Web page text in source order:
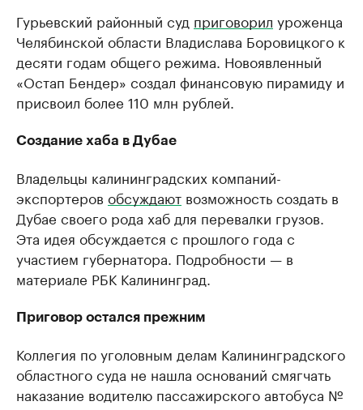
Гурьевский районный суд приговорил уроженца
Челябинской области Владислава Боровицкого к
десяти годам общего режима. Новоявленный
«Остап Бендер» создал финансовую пирамиду и
присвоил более 110 млн рублей.
Создание хаба в Дубае
Владельцы калининградских компаний-
экспортеров обсуждают возможность создать в
Дубае своего рода хаб для перевалки грузов.
Эта идея обсуждается с прошлого года с
участием губернатора. Подробности — в
материале РБК Калининград.
Приговор остался прежним
Коллегия по уголовным делам Калининградского
областного суда не нашла оснований смягчать
наказание водителю пассажирского автобуса №